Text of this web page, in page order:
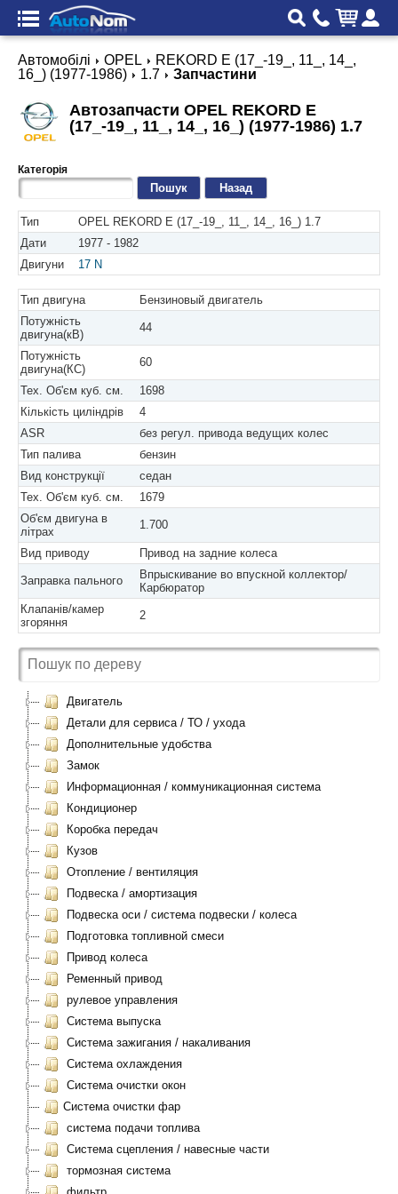
Автомобілі OPEL
REKORD E (17_-19_, 11_, 14_,
16_) (1977-1986)
1.7 Запчастини
Автозапчасти OPEL REKORD E
(17_-19_, 11_, 14_, 16_) (1977-1986) 1.7
Категорія
Назад
Тип
OPEL REKORD E (17_-19_, 11_, 14_, 16_) 1.7
Дати
1977 - 1982
Двигуни
17 N
Тип двигуна
Бензиновый двигатель
Потужність
двигуна(кВ)
44
Потужність
двигуна(КС)
60
Тех. Об'єм куб. см.
1698
Кількість циліндрів
4
ASR
без регул. привода ведущих колес
Тип палива
бензин
Вид конструкції
седан
Тех. Об'єм куб. см.
1679
Об'єм двигуна в
літрах
1.700
Вид приводу Привод на задние колеса
Заправка пального
Впрыскивание во впускной коллектор/
Карбюратор
Клапанів/камер
згоряння
2
Двигатель
Детали для сервиса / ТО / ухода
Дополнительные удобства
Замок
Информационная / коммуникационная система
Кондиционер
Коробка передач
Кузов
Отопление / вентиляция
Подвеска / амортизация
Подвеска оси / система подвески / колеса
Подготовка топливной смеси
Привод колеса
Ременный привод
рулевое управления
Система выпуска
Система зажигания / накаливания
Система охлаждения
Система очистки окон
Система очистки фар
система подачи топлива
Система сцепления / навесные части
тормозная система